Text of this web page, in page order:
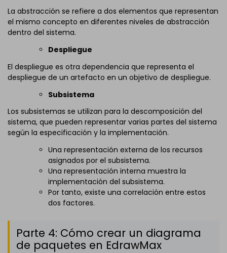
La abstracción se refiere a dos elementos que representan
el mismo concepto en diferentes niveles de abstracción
dentro del sistema.
Despliegue
El despliegue es otra dependencia que representa el
despliegue de un artefacto en un objetivo de despliegue.
Subsistema
Los subsistemas se utilizan para la descomposición del
sistema, que pueden representar varias partes del sistema
según la especificación y la implementación.
Una representación externa de los recursos
asignados por el subsistema.
Una representación interna muestra la
implementación del subsistema.
Por tanto, existe una correlación entre estos
dos factores.
Parte 4: Cómo crear un diagrama
de paquetes en EdrawMax